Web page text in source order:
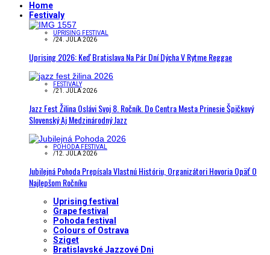
Home
Festivaly
UPRISING FESTIVAL
/24. JÚLA 2026
Uprising 2026: Keď Bratislava Na Pár Dní Dýcha V Rytme Reggae
FESTIVALY
/21. JÚLA 2026
Jazz Fest Žilina Oslávi Svoj 8. Ročník. Do Centra Mesta Prinesie Špičkový
Slovenský Aj Medzinárodný Jazz
POHODA FESTIVAL
/12. JÚLA 2026
Jubilejná Pohoda Prepísala Vlastnú Históriu, Organizátori Hovoria Opäť O
Najlepšom Ročníku
Uprising festival
Grape festival
Pohoda festival
Colours of Ostrava
Sziget
Bratislavské Jazzové Dni